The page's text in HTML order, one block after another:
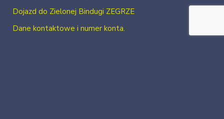
Dojazd do Zielonej Bindugi ZEGRZE
Dane kontaktowe i numer konta.